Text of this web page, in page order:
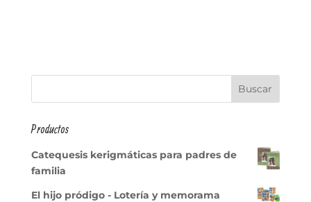
Productos
Catequesis kerigmáticas para padres de
familia
El hijo pródigo - Lotería y memorama